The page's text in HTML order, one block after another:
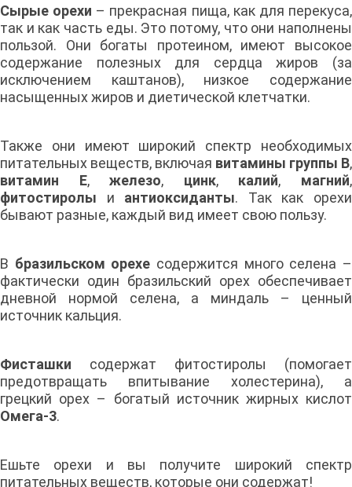
Сырые орехи – прекрасная пища, как для перекуса,
так и как часть еды. Это потому, что они наполнены
пользой. Они богаты протеином, имеют высокое
содержание полезных для сердца жиров (за
исключением каштанов), низкое содержание
насыщенных жиров и диетической клетчатки.
Также они имеют широкий спектр необходимых
питательных веществ, включая витамины группы В,
витамин Е,железо, цинк, калий, магний,
фитостиролы и антиоксиданты. Так как орехи
бывают разные, каждый вид имеет свою пользу.
В бразильском орехе содержится много селена –
фактически один бразильский орех обеспечивает
дневной нормой селена, а миндаль – ценный
источник кальция.
Фисташки содержат фитостиролы (помогает
предотвращать впитывание холестерина), а
грецкий орех – богатый источник жирных кислот
Омега-3.
Ешьте орехи и вы получите широкий спектр
питательных веществ, которые они содержат!